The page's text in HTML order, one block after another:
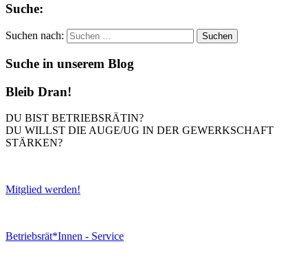
Suche:
Suchen nach:
Suche in unserem Blog
Bleib Dran!
DU BIST BETRIEBSRÄTIN?
DU WILLST DIE AUGE/UG IN DER GEWERKSCHAFT
STÄRKEN?
Mitglied werden!
Betriebsrät*Innen - Service